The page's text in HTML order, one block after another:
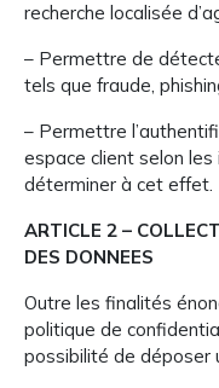
recherche localisée
– Permettre de
tels que fraude,
– Permettre
espace client selon les
déterminer à cet effet.
ARTICLE 2 –
DES DONNEES
Outre les finalités
politique de
possibilité de déposer